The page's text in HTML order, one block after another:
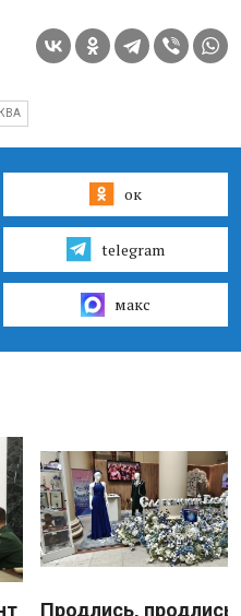
ок
telegram
макс
Продлись, продлись